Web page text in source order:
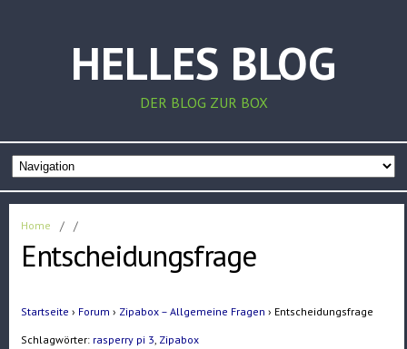
HELLES BLOG
DER BLOG ZUR BOX
Home / /
Entscheidungsfrage
Startseite › Forum › Zipabox – Allgemeine Fragen › Entscheidungsfrage
Schlagwörter: rasperry pi 3, Zipabox